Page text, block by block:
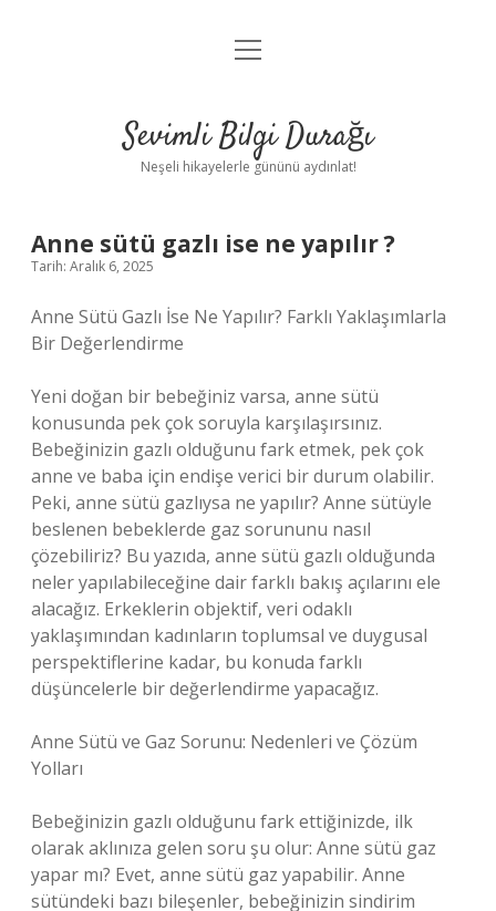
Anasayfa
Yasal Uyarı
menüyü
Sevimli Bilgi Durağı
Neşeli hikayelerle gününü aydınlat!
Anne sütü gazlı ise ne yapılır ?
Tarih: Aralık 6, 2025
Anne Sütü Gazlı İse Ne Yapılır? Farklı Yaklaşımlarla
Bir Değerlendirme
Yeni doğan bir bebeğiniz varsa, anne sütü
konusunda pek çok soruyla karşılaşırsınız.
Bebeğinizin gazlı olduğunu fark etmek, pek çok
anne ve baba için endişe verici bir durum olabilir.
Peki, anne sütü gazlıysa ne yapılır? Anne sütüyle
beslenen bebeklerde gaz sorununu nasıl
çözebiliriz? Bu yazıda, anne sütü gazlı olduğunda
neler yapılabileceğine dair farklı bakış açılarını ele
alacağız. Erkeklerin objektif, veri odaklı
yaklaşımından kadınların toplumsal ve duygusal
perspektiflerine kadar, bu konuda farklı
düşüncelerle bir değerlendirme yapacağız.
Anne Sütü ve Gaz Sorunu: Nedenleri ve Çözüm
Yolları
Bebeğinizin gazlı olduğunu fark ettiğinizde, ilk
olarak aklınıza gelen soru şu olur: Anne sütü gaz
yapar mı? Evet, anne sütü gaz yapabilir. Anne
sütündeki bazı bileşenler, bebeğinizin sindirim